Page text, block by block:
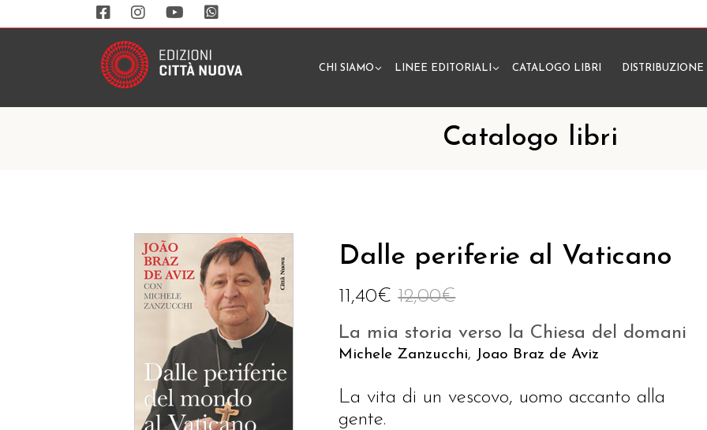
CHI SIAMO LINEE EDITORIALI CATALOGO LIBRI DISTRIBUZIONE
Catalogo libri
Dalle periferie al Vaticano
12,00€
11,40€
La mia storia verso la Chiesa del domani
Michele Zanzucchi, Joao Braz de Aviz
La vita di un vescovo, uomo accanto alla
gente.